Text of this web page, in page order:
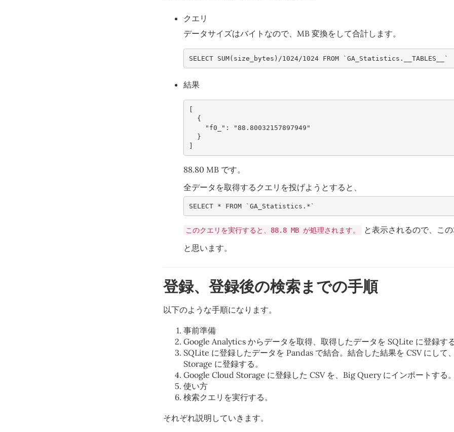
クエリ
データサイズはバイトなので、MB 変換をして合計します。
SELECT SUM( size_bytes ) /1024/1024 FROM ` GA_Statistics . __TABLES__ `
結果
[
{
"f0_" :
"88.80032157897949"
}
]
88.80 MB です。
全データを取得するクエリを投げようとすると、
SELECT * FROM ` GA_Statistics . *`
このクエリを実行すると、88.8 MB が処理されます。
と表示されるので、こ
と思います。
登録、登録後の検索までの手順
以下のような手順になります。
事前準備
Google Analytics からデータを取得、取得したデータを SQLite に登録す
SQLite に登録したデータを Pandas で結合。結合した結果を CSV にして
Storage に登録する。
Google Cloud Storage に登録した CSV を、Big Query にインポートする
使い方
検索クエリを実行する。
それぞれ説明していきます。